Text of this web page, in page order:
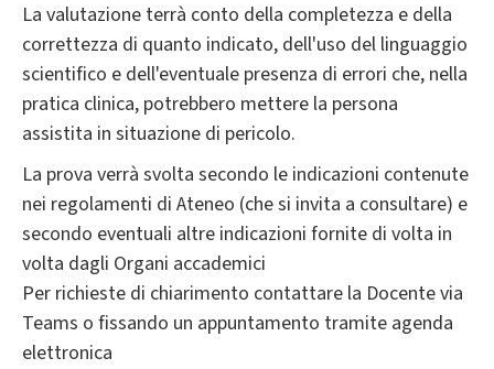
La valutazione terrà conto della completezza e della
correttezza di quanto indicato, dell'uso del linguaggio
scientifico e dell'eventuale presenza di errori che, nella
pratica clinica, potrebbero mettere la persona
assistita in situazione di pericolo.
La prova verrà svolta secondo le indicazioni contenute
nei regolamenti di Ateneo (che si invita a consultare) e
secondo eventuali altre indicazioni fornite di volta in
volta dagli Organi accademici
Per richieste di chiarimento contattare la Docente via
Teams o fissando un appuntamento tramite agenda
elettronica